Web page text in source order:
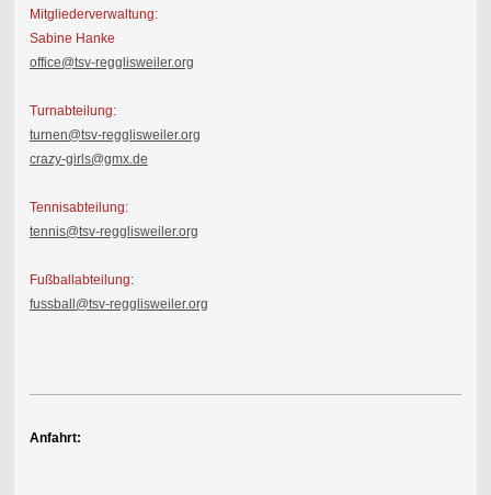
Mitgliederverwaltung:
Sabine Hanke
office@tsv-regglisweiler.org
Turnabteilung:
turnen@tsv-regglisweiler.org
crazy-girls@gmx.de
Tennisabteilung:
tennis@tsv-regglisweiler.org
Fußballabteilung:
fussball@tsv-regglisweiler.org
Anfahrt: